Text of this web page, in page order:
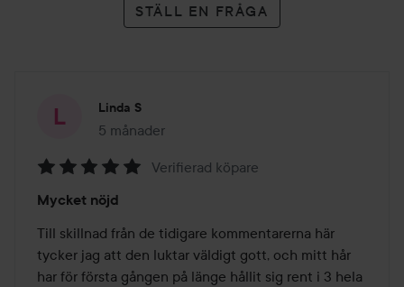
STÄLL EN FRÅGA
Linda S
5 månader
Inlägget skapades 5 månader
5
av
5
Verifierad köpare
Mycket nöjd
Till skillnad från de tidigare kommentarerna här
tycker jag att den luktar väldigt gott, och mitt hår
har för första gången på länge hållit sig rent i 3 hela